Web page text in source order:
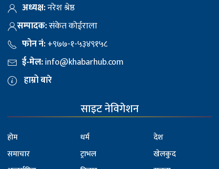
अध्यक्ष:नरेश श्रेष्ठ
सम्पादक:संकेत कोईराला
फोन नं:+९७७-१-५३४९१५८
ई-मेल:info@khabarhub.com
हाम्रो बारे
साइट नेविगेशन
होम
समाचार
धर्म
ट्राभल
देश
खेलकुद